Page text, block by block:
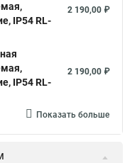
купить светодиодные
IP54 RL-
2 190,00 ₽
IP54 RL-
2 190,00 ₽
Показать больше